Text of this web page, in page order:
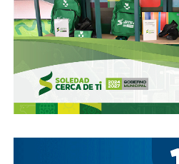
zona, que necesitan
vuelta por la ciudad:hay
estacionamientos, hay
peatones en riesgoporque los
reglamento.
En pocas palabras,bajemos
Arrancó la carrera,